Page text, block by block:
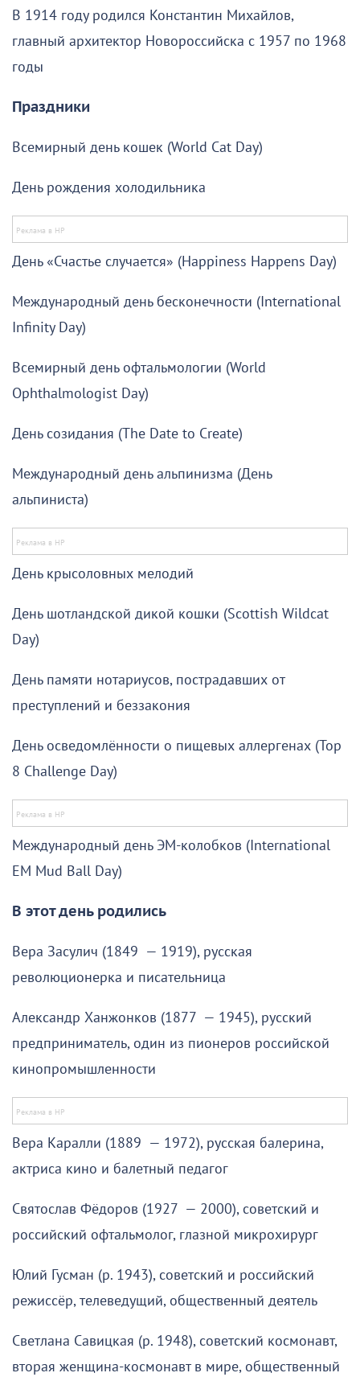
В 1914 году родился Константин Михайлов,
главный архитектор Новороссийска с 1957 по 1968
годы
Праздники
Всемирный день кошек (World Cat Day)
День рождения холодильника
День «Счастье случается» (Happiness Happens Day)
Международный день бесконечности (International
Infinity Day)
Всемирный день офтальмологии (World
Ophthalmologist Day)
День созидания (The Date to Create)
Международный день альпинизма (День
альпиниста)
День крысоловных мелодий
День шотландской дикой кошки (Scottish Wildcat
Day)
День памяти нотариусов, пострадавших от
преступлений и беззакония
День осведомлённости о пищевых аллергенах (Top
8 Challenge Day)
Международный день ЭМ-колобков (International
EM Mud Ball Day)
В этот день родились
Вера Засулич (1849 — 1919), русская
революционерка и писательница
Александр Ханжонков (1877 — 1945), русский
предприниматель, один из пионеров российской
кинопромышленности
Вера Каралли (1889 — 1972), русская балерина,
актриса кино и балетный педагог
Святослав Фёдоров (1927 — 2000), советский и
российский офтальмолог, глазной микрохирург
Юлий Гусман (р. 1943), советский и российский
режиссёр, телеведущий, общественный деятель
Светлана Савицкая (р. 1948), советский космонавт,
вторая женщина-космонавт в мире, общественный